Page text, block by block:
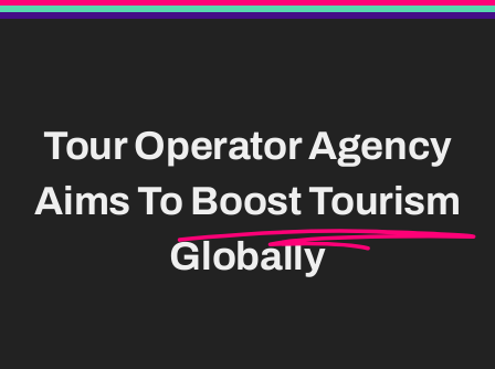
Tour Operator Agency
Aims To Boost Tourism
Globally